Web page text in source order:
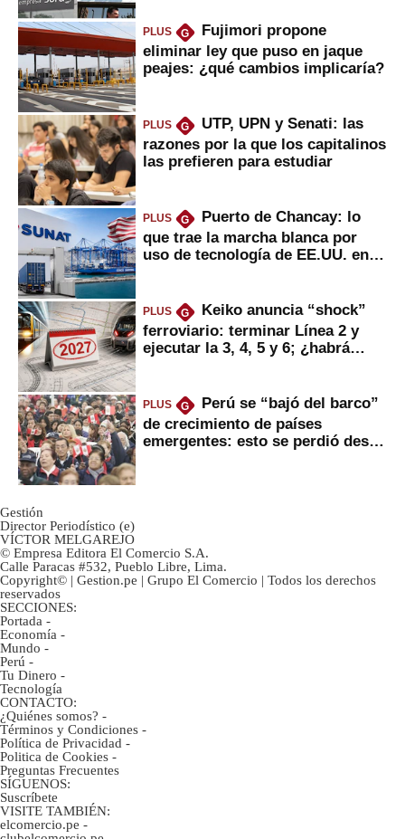
PLUS G
Fujimori propone
eliminar ley que puso en jaque
peajes: ¿qué cambios implicaría?
PLUS G
UTP, UPN y Senati: las
razones por la que los capitalinos
las prefieren para estudiar
PLUS G
Puerto de Chancay: lo
que trae la marcha blanca por
uso de tecnología de EE.UU. en
PLUS G
Keiko anuncia “shock”
ferroviario: terminar Línea 2 y
ejecutar la 3, 4, 5 y 6; ¿habrá
PLUS G
Perú se “bajó del barco”
de crecimiento de países
emergentes: esto se perdió desde
Gestión
Director Periodístico (e)
VÍCTOR MELGAREJO
© Empresa Editora El Comercio S.A.
Calle Paracas #532, Pueblo Libre, Lima.
Copyright© | Gestion.pe | Grupo El Comercio | Todos los derechos
reservados
SECCIONES:
Portada -
Economía -
Mundo -
Perú -
Tu Dinero -
Tecnología
CONTACTO:
¿Quiénes somos? -
Términos y Condiciones -
Política de Privacidad -
Politica de Cookies -
Preguntas Frecuentes
SÍGUENOS:
Suscríbete
VISITE TAMBIÉN:
elcomercio.pe -